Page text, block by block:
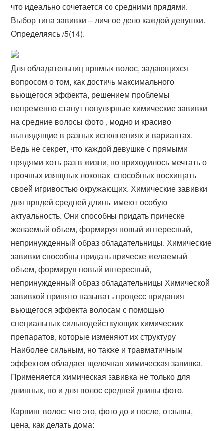
что идеально сочетается со средними прядями.
Выбор типа завивки – личное дело каждой девушки.
Определяясь /5(14).
Для обладательниц прямых волос, задающихся
вопросом о том, как достичь максимального
вьющегося эффекта, решением проблемы
непременно станут популярные химические завивки
на средние волосы фото , модно и красиво
выглядящие в разных исполнениях и вариантах.
Ведь не секрет, что каждой девушке с прямыми
прядями хоть раз в жизни, но приходилось мечтать о
прочных изящных локонах, способных восхищать
своей игривостью окружающих. Химические завивки
для прядей средней длины имеют особую
актуальность. Они способны придать прическе
желаемый объем, формируя новый интересный,
непринужденный образ обладательницы. Химические
завивки способны придать прическе желаемый
объем, формируя новый интересный,
непринужденный образ обладательницы Химической
завивкой принято называть процесс придания
вьющегося эффекта волосам с помощью
специальных сильнодействующих химических
препаратов, которые изменяют их структуру
Наиболее сильным, но также и травматичным
эффектом обладает щелочная химическая завивка.
Применяется химическая завивка не только для
длинных, но и для волос средней длины фото.
Карвинг волос: что это, фото до и после, отзывы,
цена, как делать дома: